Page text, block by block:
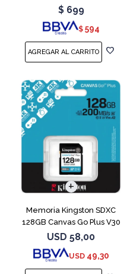
Purple
$ 699
$ 594
Memoria Kingston SDXC
128GB Canvas Go Plus V30
USD 58,00
USD 49,30